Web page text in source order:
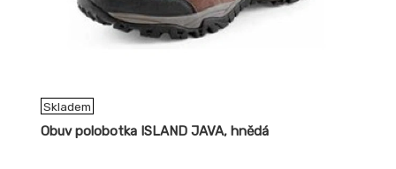
Skladem
Obuv polobotka ISLAND JAVA, hnědá